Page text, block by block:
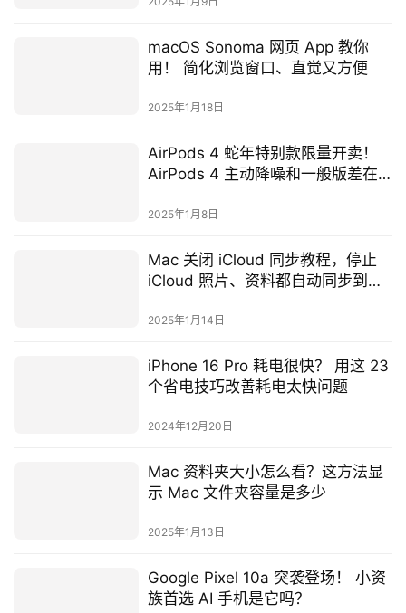
macOS Sonoma 网页 App 教你
用！ 简化浏览窗口、直觉又方便
2025年1月18日
AirPods 4 蛇年特别款限量开卖！
AirPods 4 主动降噪和一般版差在
能？
2025年1月8日
Mac 关闭 iCloud 同步教程，停止
iCloud 照片、资料都自动同步到
2025年1月14日
iPhone 16 Pro 耗电很快？ 用这 23
个省电技巧改善耗电太快问题
2024年12月20日
Mac 资料夹大小怎么看？这方法显
示 Mac 文件夹容量是多少
2025年1月13日
Google Pixel 10a 突袭登场！ 小资
族首选 AI 手机是它吗？